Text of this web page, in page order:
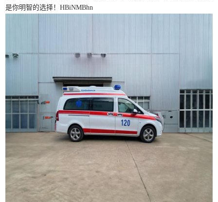
是你明智的选择！HBiNMBhn